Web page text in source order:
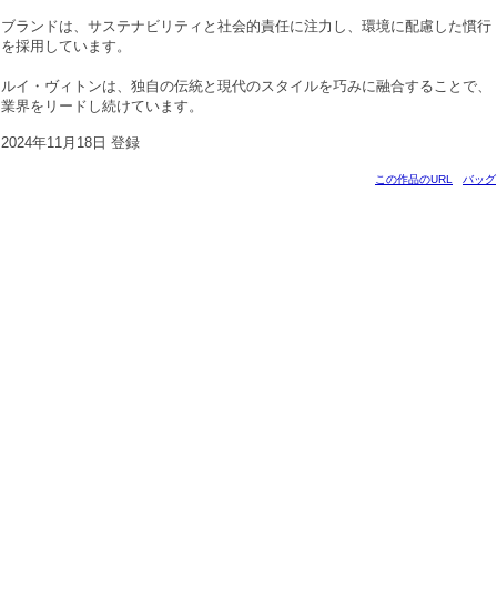
ブランドは、サステナビリティと社会的責任に注力し、環境に配慮した慣行
を採用しています。
ルイ・ヴィトンは、独自の伝統と現代のスタイルを巧みに融合することで、
業界をリードし続けています。
2024年11月18日 登録
この作品のURL バッグ